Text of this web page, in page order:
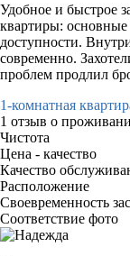
Удобное и быстрое
квартиры: основные
доступности.
современно.
проблем продлил
1-комнатная
1 отзыв о
Чистота
Цена - качество
Качество
Расположение
Своевременность
Соответствие фото